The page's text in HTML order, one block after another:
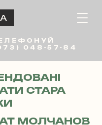
048-57-84
СТАРА
МОЛЧАНОВ